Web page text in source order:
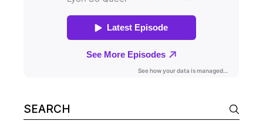
Search
for: